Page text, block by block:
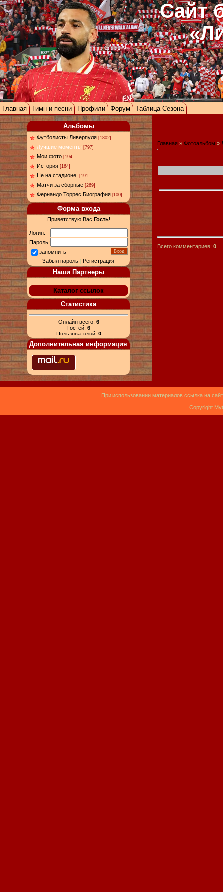
Сайт
Главная Гимн и песни Профили Форум Таблица Сезона
Альбомы
Футболисты Ливерпуля [1802]
Лучшие моменты [797]
Мои фото [194]
История [164]
Не на стадионе. [191]
Матчи за сборные [269]
Фернандо Торрес Биография [100]
Форма входа
Приветствую Вас Гость!
Логин:
Пароль:
запомнить
Забыл пароль |Регистрация
Наши Партнеры
Каталог ссылок
Статистика
Онлайн всего: 6
Гостей: 6
Пользователей: 0
Дополнительная информация
Главная » Фотоальбом »
Всего комментариев: 0
При использовании материалов ссылка на
Copyright